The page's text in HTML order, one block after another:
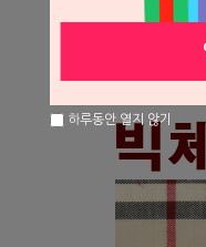
하루동안 열지 않기